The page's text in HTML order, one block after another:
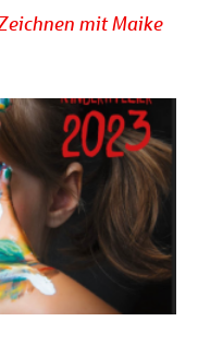
mit Maike